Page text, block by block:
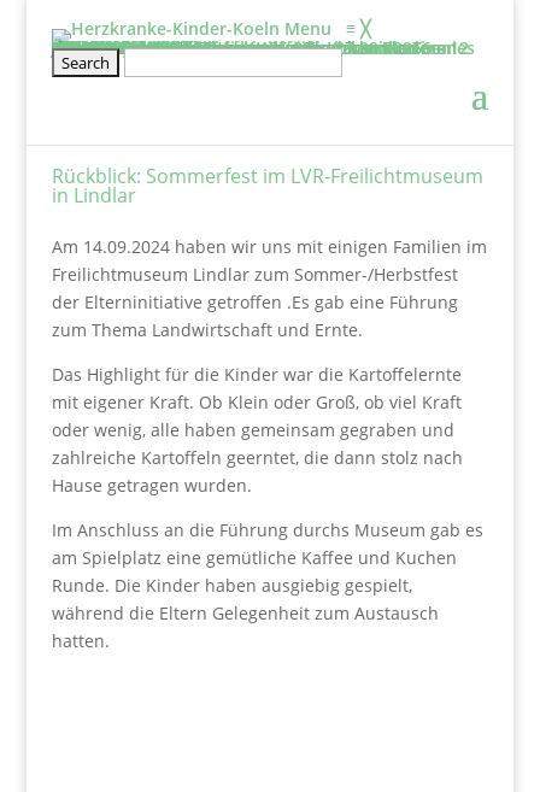
Menu ≡ ╳
Informieren
Über uns
Film: Projekte der Elterninitiative
Aufgaben & Ziele
Entstehung
Satzung
Vorstand
Kontakt
Schirmherr/frau
Tätigkeitsbericht
2025
2024
2023
2022
2021
2020
Projekte
Kölner Klinikclowns
Kunsttherapie
Besuchsdienst
Elternwohnung
Netzwerke und links
Wissenswertes
BHVK
Herzfenster & Info
Newsletter BVHK
Mitmachen
Veranstaltung
Geschwisterseminar für gesunde Kinder von 6 – 12 Jahre und ihre Eltern vom 25.09. – 27.09.2026
2026-Seminar für Eltern: Wir gehe ich mit meinen Ängsten um?
Wellenreiten- und Surf Kurs für herzkranke Teenies von 12 – 18 Jahren
Klettertraining für herzkranke Kinder und Geschwister ab 6 Jahre
Rückblick
Erfahrungsberichte
Mitglied werden
Stammtisch für Eltern von herzkranken Kindern
Kontakt
Spenden
Jetzt Spenden
Spendeneinsatz
Aktuelle Spendenprojekte
Vielen Dank
Spendenbescheinigung
Freistellungsbescheid
Rückblick: Sommerfest im LVR-Freilichtmuseum
in Lindlar
Am 14.09.2024 haben wir uns mit einigen Familien im
Freilichtmuseum Lindlar zum Sommer-/Herbstfest
der Elterninitiative getroffen .Es gab eine Führung
zum Thema Landwirtschaft und Ernte.
Das Highlight für die Kinder war die Kartoffelernte
mit eigener Kraft. Ob Klein oder Groß, ob viel Kraft
oder wenig, alle haben gemeinsam gegraben und
zahlreiche Kartoffeln geerntet, die dann stolz nach
Hause getragen wurden.
Im Anschluss an die Führung durchs Museum gab es
am Spielplatz eine gemütliche Kaffee und Kuchen
Runde. Die Kinder haben ausgiebig gespielt,
während die Eltern Gelegenheit zum Austausch
hatten.